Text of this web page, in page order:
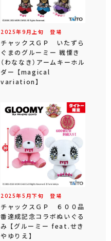
2025年9 月 上旬 登場
チャックスＧＰ いたずら
ぐまのグルーミー 戦慄き
（わななき）アームキーホル
ダー 【magical
variation】
2025年5 月下旬 登場
チャックスＧＰ ６００品
番達成記念コラボぬいぐる
み 【グルーミー feat.せき
やゆりえ】